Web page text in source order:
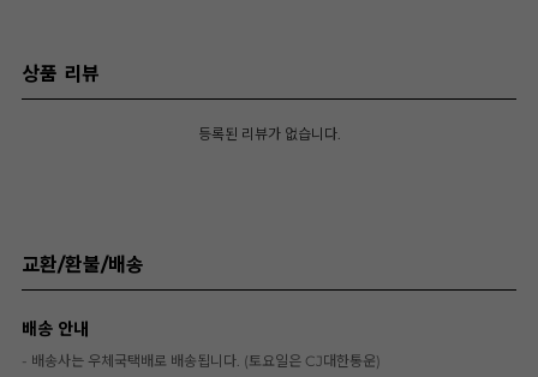
상품 리뷰
등록된 리뷰가 없습니다.
교환/환불/배송
배송 안내
- 배송사는 우체국택배로 배송됩니다. (토요일은 CJ대한통운)